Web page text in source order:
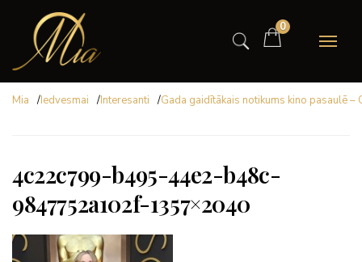
0
Mia /Iedvesmai /Interesanti /Gada gaidītākais notikums kino pasaulē –
4c22c799-b495-44e2-b48c-
9847752a102f-1357×2040